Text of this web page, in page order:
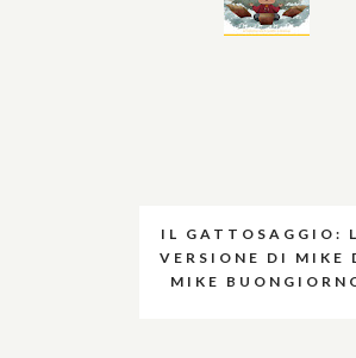
IL GATTOSAGGIO:
VERSIONE DI MIKE
MIKE